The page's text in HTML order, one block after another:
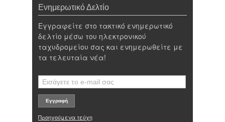
Ενημερωτικό Δελτίο
Εγγραφείτε στο τακτικό ενημερωτικό
δελτίο μέσω του ηλεκτρονικού
ταχυδρομείου σας και ενημερωθείτε με
τα τελευταία νέα!
Προηγούμενα τεύχη